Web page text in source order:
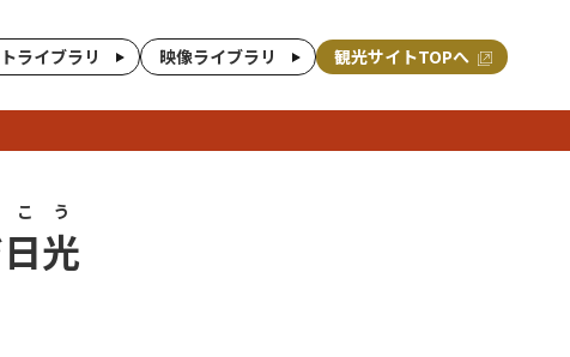
ライブラリ 映像ライブラリ 観光サイトTOPへ
光
う